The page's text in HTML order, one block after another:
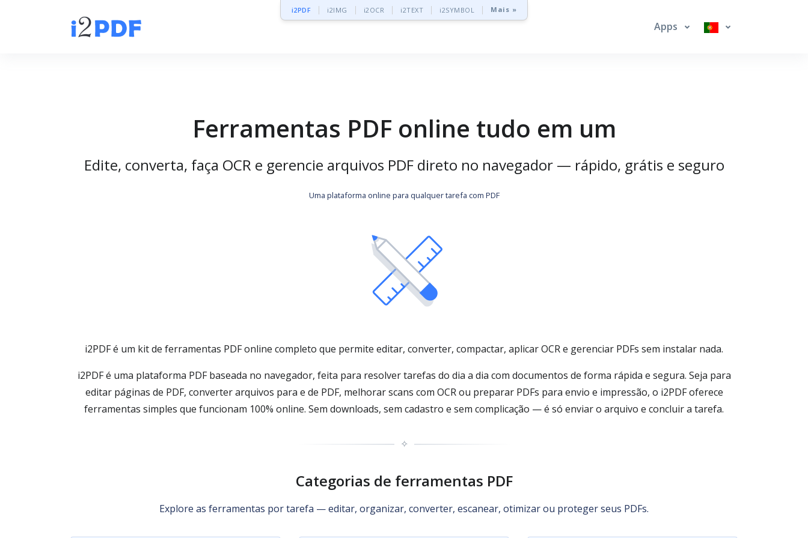
i2PDF i2IMG i2OCR i2TEXT i2SYMBOL Mais »
Apps
Ferramentas PDF online tudo em um
Edite, converta, faça OCR e gerencie arquivos PDF direto no navegador — rápido, grátis e seguro
Uma plataforma online para qualquer tarefa com PDF
i2PDF é um kit de ferramentas PDF online completo que permite editar, converter, compactar, aplicar OCR e gerenciar PDFs sem instalar nada.
i2PDF é uma plataforma PDF baseada no navegador, feita para resolver tarefas do dia a dia com documentos de forma rápida e segura. Seja para
editar páginas de PDF, converter arquivos para e de PDF, melhorar scans com OCR ou preparar PDFs para envio e impressão, o i2PDF oferece
ferramentas simples que funcionam 100% online. Sem downloads, sem cadastro e sem complicação — é só enviar o arquivo e concluir a tarefa.
✧
Categorias de ferramentas PDF
Explore as ferramentas por tarefa — editar, organizar, converter, escanear, otimizar ou proteger seus PDFs.